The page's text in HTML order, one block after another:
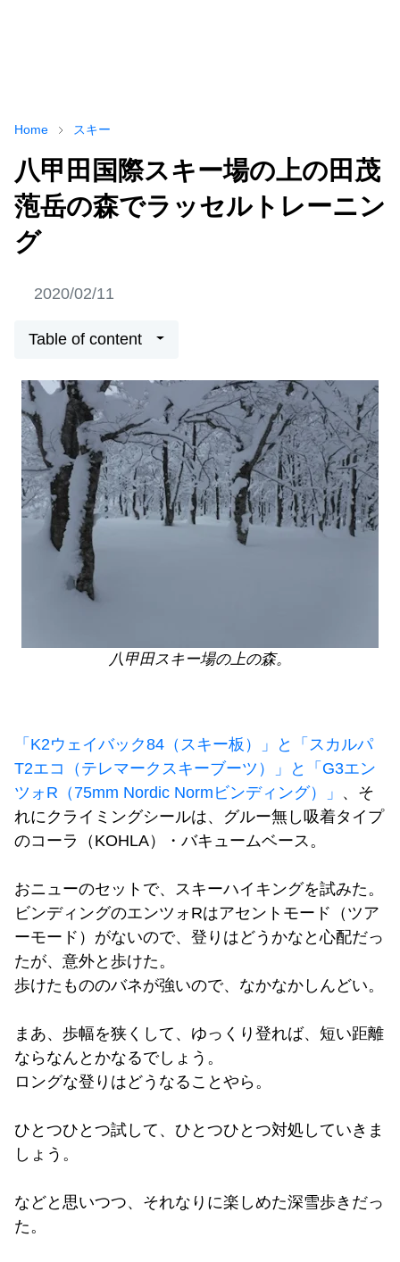
Home スキー
八甲田国際スキー場の上の田茂
萢岳の森でラッセルトレーニン
グ
2020/02/11
Table of content
八甲田スキー場の上の森。
「K2ウェイバック84（スキー板）」と「スカルパ
T2エコ（テレマークスキーブーツ）」と「G3エン
ツォR（75mm Nordic Normビンディング）」 、そ
れにクライミングシールは、グルー無し吸着タイプ
のコーラ（KOHLA）・バキュームベース。
おニューのセットで、スキーハイキングを試みた。
ビンディングのエンツォRはアセントモード（ツア
ーモード）がないので、登りはどうかなと心配だっ
たが、意外と歩けた。
歩けたもののバネが強いので、なかなかしんどい。
まあ、歩幅を狭くして、ゆっくり登れば、短い距離
ならなんとかなるでしょう。
ロングな登りはどうなることやら。
ひとつひとつ試して、ひとつひとつ対処していきま
しょう。
などと思いつつ、それなりに楽しめた深雪歩きだっ
た。